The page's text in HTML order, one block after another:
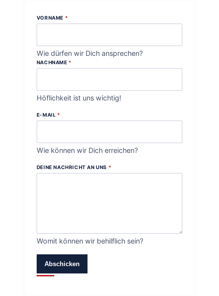
VORNAME *
Wie dürfen wir Dich ansprechen?
NACHNAME *
Höflichkeit ist uns wichtig!
E-MAIL *
Wie können wir Dich erreichen?
DEINE NACHRICHT AN UNS *
Womit können wir behilflich sein?
Abschicken